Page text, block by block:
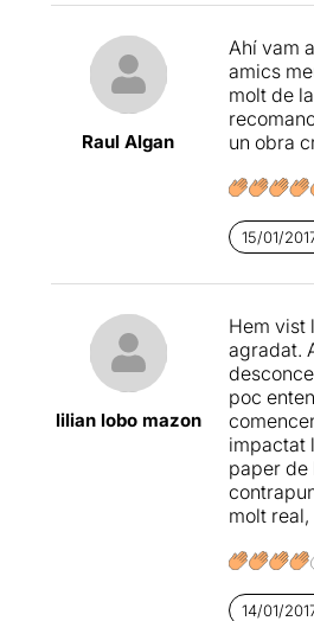
Raul Algan
Ahí vam
amics
molt de
un obra
15/01/
lilian lobo mazon
Hem vist
agradat.
poc
impactat
paper de
molt
14/01/